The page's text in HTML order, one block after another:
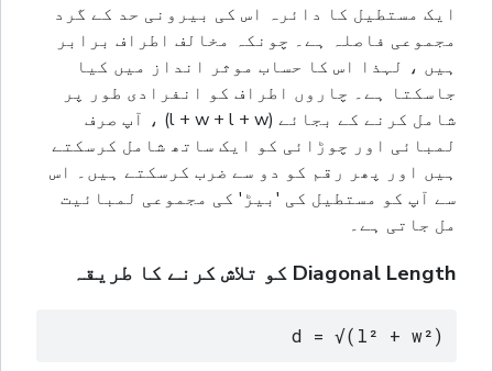
ایک مستطیل کا دائرہ اس کی بیرونی حد کے گرد
مجموعی فاصلہ ہے۔ چونکہ مخالف اطراف برابر
ہیں ، لہذا اس کا حساب موثر انداز میں کیا
جاسکتا ہے۔ چاروں اطراف کو انفرادی طور پر
شامل کرنے کے بجائے (l + w + l + w) ، آپ صرف
لمبائی اور چوڑائی کو ایک ساتھ شامل کرسکتے
ہیں اور پھر رقم کو دو سے ضرب کرسکتے ہیں۔ اس
سے آپ کو مستطيل کی 'بیڑ' کی مجموعی لمبائیت
مل جاتی ہے۔
Diagonal Length کو تلاش کرنے کا طریقہ
d = √(l² + w²)